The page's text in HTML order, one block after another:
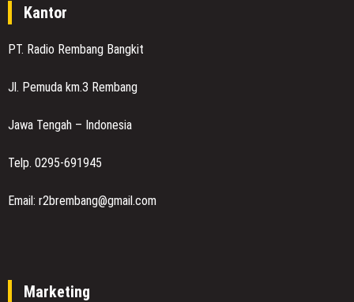
Kantor
PT. Radio Rembang Bangkit
Jl. Pemuda km.3 Rembang
Jawa Tengah – Indonesia
Telp. 0295-691945
Email: r2brembang@gmail.com
Marketing